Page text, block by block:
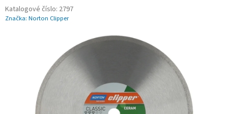
Katalogové číslo: 2797
Značka: Norton Clipper